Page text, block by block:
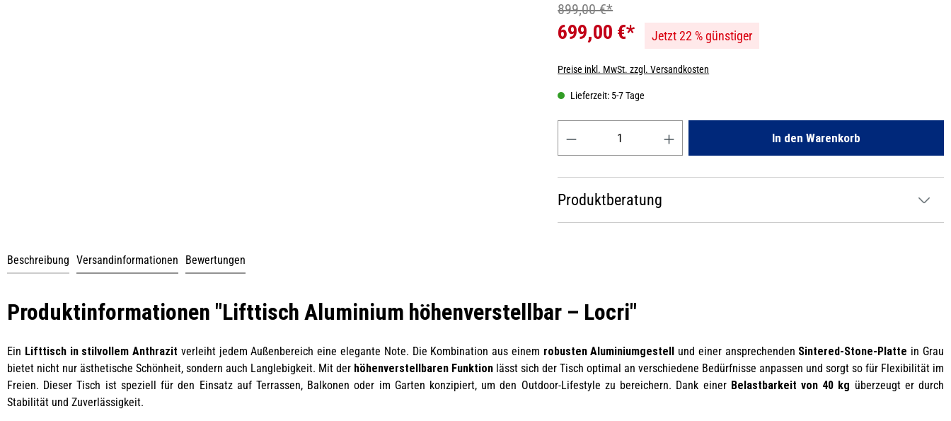
899,00 €*
699,00 €* Jetzt 22 % günstiger
Preise inkl. MwSt. zzgl. Versandkosten
Lieferzeit: 5-7 Tage
In den Warenkorb
Produktberatung
Beschreibung Versandinformationen Bewertungen
Produktinformationen "Lifttisch Aluminium höhenverstellbar – Locri"
Ein Lifttisch in stilvollem Anthrazit verleiht jedem Außenbereich eine elegante Note. Die Kombination aus einem robusten Aluminiumgestell und einer ansprechenden Sintered-Stone-Platte in Grau
bietet nicht nur ästhetische Schönheit, sondern auch Langlebigkeit. Mit der höhenverstellbaren Funktion lässt sich der Tisch optimal an verschiedene Bedürfnisse anpassen und sorgt so für Flexibilität im
Freien. Dieser Tisch ist speziell für den Einsatz auf Terrassen, Balkonen oder im Garten konzipiert, um den Outdoor-Lifestyle zu bereichern. Dank einer Belastbarkeit von 40 kg überzeugt er durch
Stabilität und Zuverlässigkeit.